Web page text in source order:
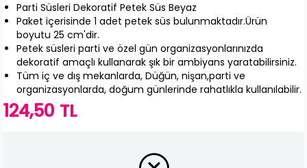
Parti Süsleri Dekoratif Petek Süs Beyaz
Paket içerisinde 1 adet petek süs bulunmaktadır.Ürün
boyutu 25 cm'dir.
Petek süsleri parti ve özel gün organizasyonlarınızda
dekoratif amaçlı kullanarak şık bir ambiyans yaratabilirsiniz.
Tüm iç ve dış mekanlarda, Düğün, nişan,parti ve
organizasyonlarda, doğum günlerinde rahatlıkla kullanılabilir.
124,50 TL